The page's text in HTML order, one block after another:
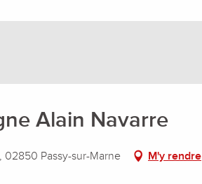
Alain Navarre
02850 Passy-sur-Marne M'y rendre